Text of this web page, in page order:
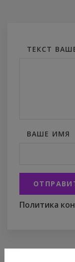
ТЕКСТ
ВАШЕ ИМЯ
Политика